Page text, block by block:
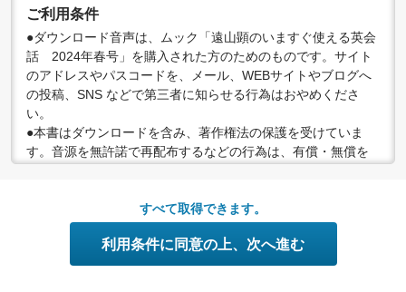
ご利用条件
●ダウンロード音声は、ムック「遠山顕のいますぐ使える英会
話 2024年春号」を購入された方のためのものです。サイト
のアドレスやパスコードを、メール、WEBサイトやブログへ
の投稿、SNS などで第三者に知らせる行為はおやめくださ
い。
●本書はダウンロードを含み、著作権法の保護を受けていま
す。音源を無許諾で再配布するなどの行為は、有償・無償を
●配信の方法やコンテンツの中身については、事前の告知なく
変更する場合がありますので、あらかじめご了承ください。
すべて取得できます。
利用条件に同意の上、次へ進む